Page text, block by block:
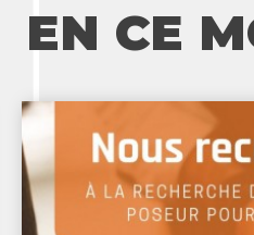
EN CE